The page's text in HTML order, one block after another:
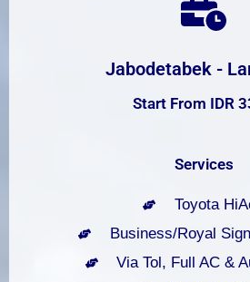
Jabodetabek -
Start From IDR
Services
Toyota
Business/Royal
Via Tol, Full AC &